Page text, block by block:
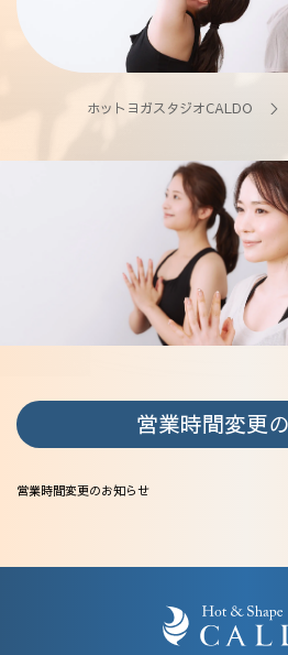
法人会員
ホットヨガスタジオCALDO ＞
営業時間変更
営業時間変更のお知らせ